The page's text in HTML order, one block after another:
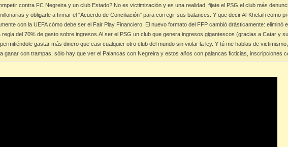
contra FC Negreira y un club Estado? No es victimización y es una realidad, fijate el PSG el club más
y obligarle a firmar el "Acuerdo de Conciliación" para corregir sus balances. Y que decir Al-Khelaifi como
con la UEFA cómo debe ser el Fair Play Financiero. El nuevo formato del FFP cambió drásticamente: eliminó
regla del 70% de gasto sobre ingresos.Al ser el PSG un club que genera ingresos gigantescos (gracias a Catar y
gastar más dinero que casi cualquier otro club del mundo sin violar la ley. Y tú me hablas de
ganar con trampas, sólo hay que ver el Palancas con Negreira y estos años con palancas ficticias, inscripciones